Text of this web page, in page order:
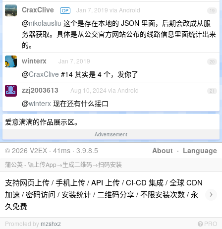
19
CraxClive OP Jan 7, 2019 via Android
@nikolausliu 这个是存在本地的 JSON 里面，后期会改成从服
务器获取。具体是从公交官方网站公布的线路信息里面统计出来
的。
20
winterx Jan 7, 2019
@CraxClive #14 其实是 4 个，发你了
21
zzj2003613 Aug 10, 2024 via Android
@winterx 现在还有什么接口
爱意满满的作品展示区。
Advertisement
About · Language
© 2026 V2EX · 41ms · 3.9.8.5
蒲公英 - 🚀上传App→生成二维码→扫码安装
支持网页上传 / 手机上传 / API 上传 / CI-CD 集成 / 全球 CDN
加速 / 密码访问 / 安装统计 / 二维码分享 / 不限安装次数 / 永
久免费
›
Promoted by mzshxz PRO